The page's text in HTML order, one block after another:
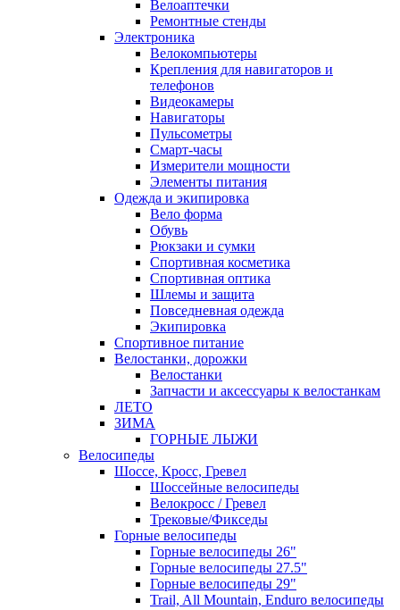
Велоаптечки
Ремонтные стенды
Электроника
Велокомпьютеры
Крепления для навигаторов и
телефонов
Видеокамеры
Навигаторы
Пульсометры
Смарт-часы
Измерители мощности
Элементы питания
Одежда и экипировка
Вело форма
Обувь
Рюкзаки и сумки
Спортивная косметика
Спортивная оптика
Шлемы и защита
Повседневная одежда
Экипировка
Спортивное питание
Велостанки, дорожки
Велостанки
Запчасти и аксессуары к велостанкам
ЛЕТО
ЗИМА
ГОРНЫЕ ЛЫЖИ
Велосипеды
Шоссе, Кросс, Гревел
Шоссейные велосипеды
Велокросс / Гревел
Трековые/Фикседы
Горные велосипеды
Горные велосипеды 26"
Горные велосипеды 27.5"
Горные велосипеды 29"
Trail, All Mountain, Enduro велосипеды